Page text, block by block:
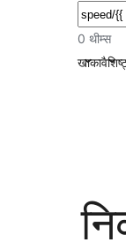
शोधा
0 थीम्स
खाका